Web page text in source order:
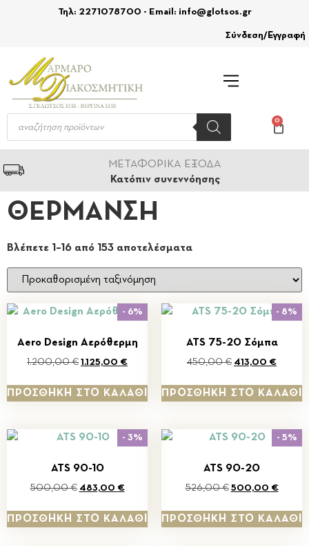
Τηλ: 2271078700 - Email: info@glotsos.gr
Σύνδεση/Εγγραφή
0
ΜΕΤΑΦΟΡΙΚΑ ΕΞΟΔΑ
Κατόπιν συνεννόησης
ΘΕΡΜΑΝΣΗ
Βλέπετε 1–16 από 153 αποτελέσματα
- 6%
Aero Design Αερόθερμη
1.200,00€ 1.125,00 €
ΠΡΟΣΘΉΚΗ ΣΤΟ ΚΑΛΆΘΙ
- 8%
ATS 75-20 Σόμπα
450,00€ 413,00 €
ΠΡΟΣΘΉΚΗ ΣΤΟ ΚΑΛΆΘΙ
- 3%
ATS 90-10
500,00€ 483,00 €
ΠΡΟΣΘΉΚΗ ΣΤΟ ΚΑΛΆΘΙ
- 5%
ATS 90-20
526,00€ 500,00 €
ΠΡΟΣΘΉΚΗ ΣΤΟ ΚΑΛΆΘΙ